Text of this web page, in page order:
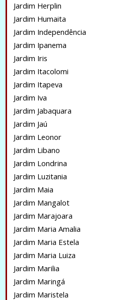
Jardim Herplin
Jardim Humaita
Jardim Independência
Jardim Ipanema
Jardim Iris
Jardim Itacolomi
Jardim Itapeva
Jardim Iva
Jardim Jabaquara
Jardim Jaú
Jardim Leonor
Jardim Libano
Jardim Londrina
Jardim Luzitania
Jardim Maia
Jardim Mangalot
Jardim Marajoara
Jardim Maria Amalia
Jardim Maria Estela
Jardim Maria Luiza
Jardim Marilia
Jardim Maringá
Jardim Maristela